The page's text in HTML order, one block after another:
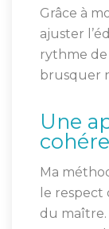
Grâce à
ajuster
rythme de
brusquer
Une
Ma
le
du maître.